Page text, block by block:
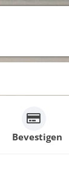
Bevestigen